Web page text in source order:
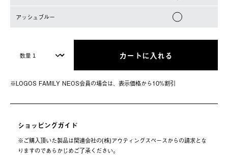
アッシュブルー
カートに入れる
※LOGOS FAMILY NEOS会員の場合は、表⽰価格から10%割引
ショッピングガイド
※ご購⼊頂いた製品は関連会社の(株)アウティングスペースからの請求とな
りますのであらかじめご了承ください。